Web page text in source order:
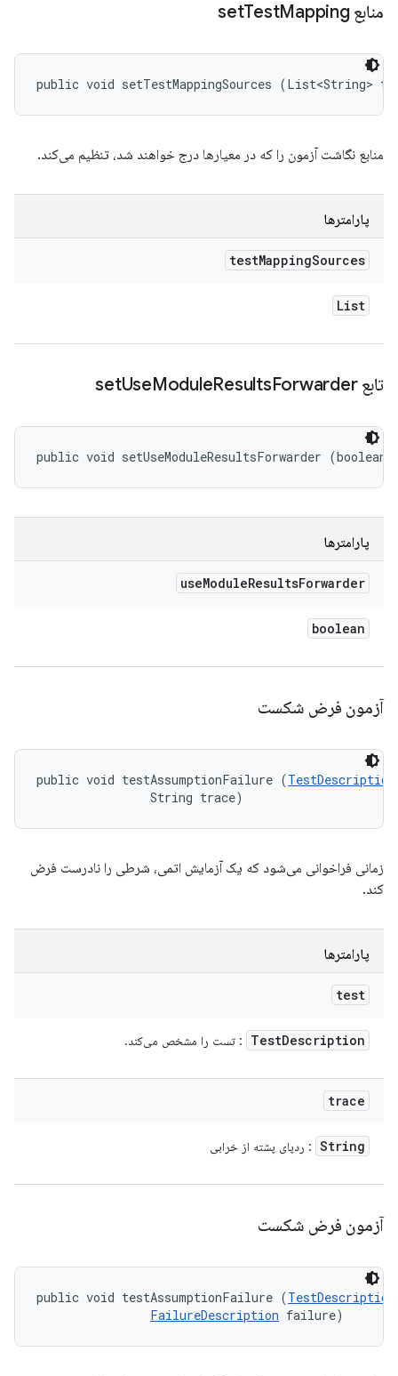
منابع set TestMapping
public void setTestMappingSources (List<String>
منابع نگاشت آزمون را که در معیارها درج خواهند شد، تنظیم می‌کند.
پارامترها
testMappingSources
List
تابع set UseModuleResultsForwarder
public void setUseModuleResultsForwarder (boolean
پارامترها
useModuleResultsForwarder
boolean
آزمون فرض شکست
public void testAssumptionFailure (TestDescription
                String trace)
زمانی فراخوانی می‌شود که یک آزمایش اتمی، شرطی را نادرست فرض
کند.
پارامترها
test
TestDescription : تست را مشخص می‌کند.
trace
String : ردپای پشته از خرابی
آزمون فرض شکست
public void testAssumptionFailure (TestDescription
FailureDescription failure)